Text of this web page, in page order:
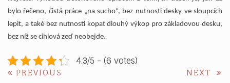
bylo řečeno, čistá práce „na sucho“, bez nutnosti desky ve sloupcích
lepit, a také bez nutnosti kopat dlouhý výkop pro základovou desku,
bez níž se cihlová zeď neobejde.
4.3/5 - (6 votes)
Navigace
PREVIOUS NEXT